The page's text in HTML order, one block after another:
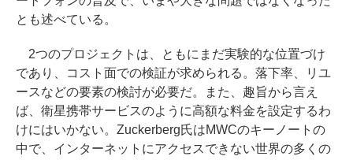
とも述べている。
2つのプロジェクトは、ともにまだ実験的な位置づけ
であり、コスト面での検証が求められる。落下率、リユ
ースなどの要素の検討が必要だ。また、趣旨から言え
ば、衛星携帯サービスのように高額な料金を設定するわ
けにはいかない。Zuckerberg氏はMWCのキーノートの
中で、インターネットにアクセスできない世界の多くの